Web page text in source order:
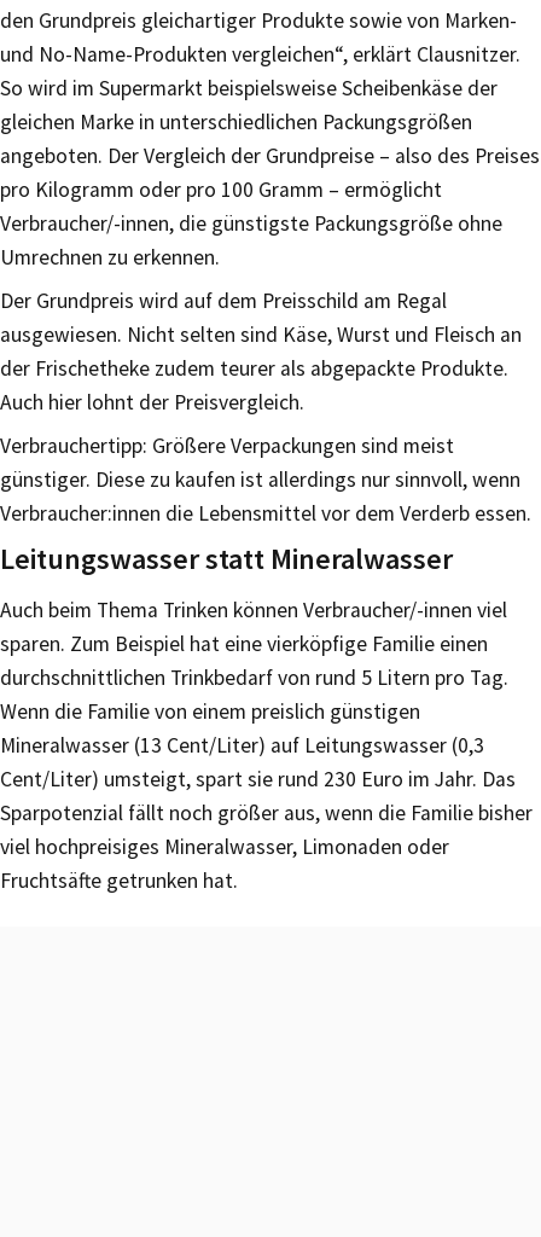
den Grundpreis gleichartiger Produkte sowie von Marken-
und No-Name-Produkten vergleichen“, erklärt Clausnitzer.
So wird im Supermarkt beispielsweise Scheibenkäse der
gleichen Marke in unterschiedlichen Packungsgrößen
angeboten. Der Vergleich der Grundpreise – also des Preises
pro Kilogramm oder pro 100 Gramm – ermöglicht
Verbraucher/-innen, die günstigste Packungsgröße ohne
Umrechnen zu erkennen.
Der Grundpreis wird auf dem Preisschild am Regal
ausgewiesen. Nicht selten sind Käse, Wurst und Fleisch an
der Frischetheke zudem teurer als abgepackte Produkte.
Auch hier lohnt der Preisvergleich.
Verbrauchertipp: Größere Verpackungen sind meist
günstiger. Diese zu kaufen ist allerdings nur sinnvoll, wenn
Verbraucher:innen die Lebensmittel vor dem Verderb essen.
Leitungswasser statt Mineralwasser
Auch beim Thema Trinken können Verbraucher/-innen viel
sparen. Zum Beispiel hat eine vierköpfige Familie einen
durchschnittlichen Trinkbedarf von rund 5 Litern pro Tag.
Wenn die Familie von einem preislich günstigen
Mineralwasser (13 Cent/Liter) auf Leitungswasser (0,3
Cent/Liter) umsteigt, spart sie rund 230 Euro im Jahr. Das
Sparpotenzial fällt noch größer aus, wenn die Familie bisher
viel hochpreisiges Mineralwasser, Limonaden oder
Fruchtsäfte getrunken hat.